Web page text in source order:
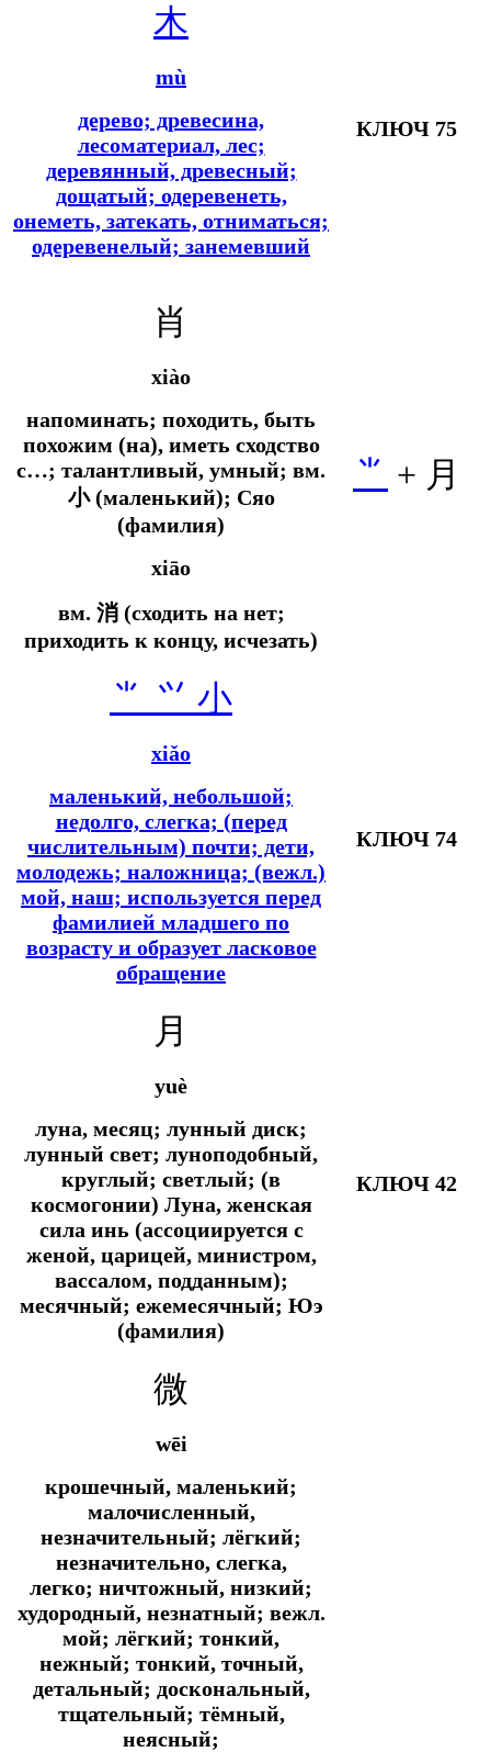
木
mù
дерево; древесина,
лесоматериал, лес;
деревянный, древесный;
дощатый; одеревенеть,
онеметь, затекать, отниматься;
одеревенелый; занемевший
КЛЮЧ 75
肖
xiào
напоминать; походить, быть
похожим (на), иметь сходство
с…; талантливый, умный; вм.
小 (маленький); Сяо
(фамилия)
xiāo
вм. 消 (сходить на нет;
приходить к концу, исчезать)
⺌ + 月
⺌ ⺍ 小
xiǎo
маленький, небольшой;
недолго, слегка; (перед
числительным) почти; дети,
молодежь; наложница; (вежл.)
мой, наш; используется перед
фамилией младшего по
возрасту и образует ласковое
обращение
КЛЮЧ 74
月
yuè
луна, месяц; лунный диск;
лунный свет; луноподобный,
круглый; светлый; (в
космогонии) Луна, женская
сила инь (ассоциируется с
женой, царицей, министром,
вассалом, подданным);
месячный; ежемесячный; Юэ
(фамилия)
КЛЮЧ 42
微
wēi
крошечный, маленький;
малочисленный,
незначительный; лёгкий;
незначительно, слегка,
легко; ничтожный, низкий;
худородный, незнатный; вежл.
мой; лёгкий; тонкий,
нежный; тонкий, точный,
детальный; доскональный,
тщательный; тёмный,
неясный;